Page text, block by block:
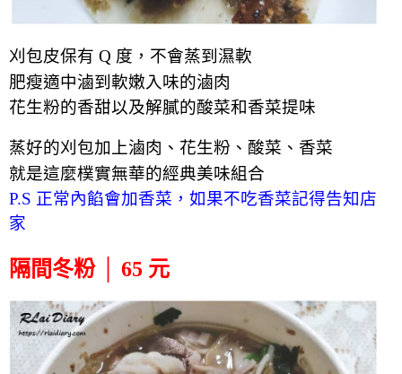
刈包皮保有 Q 度，不會蒸到濕軟
肥瘦適中滷到 軟嫩入味的滷肉
花生粉的香甜以及解膩的酸菜和香菜提味
蒸好的刈包加上滷肉、花生粉、酸菜、香菜
就是這麼樸實無華的經典美味組合
P.S 正常內餡會加香菜，如果不吃香菜記得告知店
家
隔間冬粉 │ 65 元